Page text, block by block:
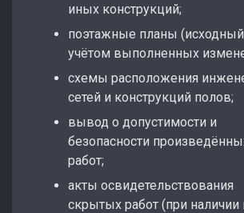
иных конструкций;
поэтажные планы
учётом выполненных
схемы расположения
сетей и конструкций полов;
вывод о допустимости и
безопасности
работ;
акты освидетельствования
скрытых работ (при наличии